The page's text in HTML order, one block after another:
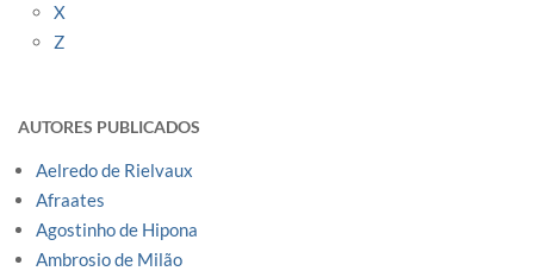
X
Z
AUTORES PUBLICADOS
Aelredo de Rielvaux
Afraates
Agostinho de Hipona
Ambrosio de Milão